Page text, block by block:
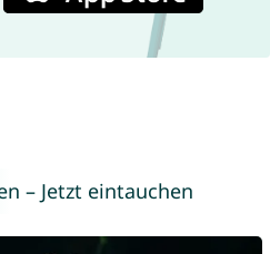
– Jetzt eintauchen